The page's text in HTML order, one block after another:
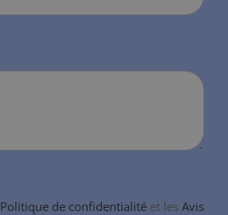
Politique de confidentialité et lesAvis